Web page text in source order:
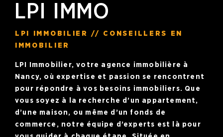
LPI IMMO
LPI IMMOBILIER // CONSEILLERS EN
IMMOBILIER
LPI Immobilier, votre agence immobilière à
Nancy, où expertise et passion se rencontrent
pour répondre à vos besoins immobiliers. Que
vous soyez à la recherche d’un appartement ,
d’une maison , ou même d’un fonds de
commerce , notre équipe d’experts est là pour